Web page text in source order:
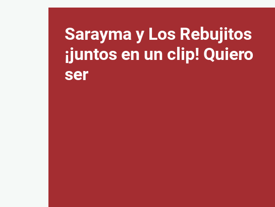
Sarayma y Los Rebujitos
¡juntos en un clip! Quiero
ser